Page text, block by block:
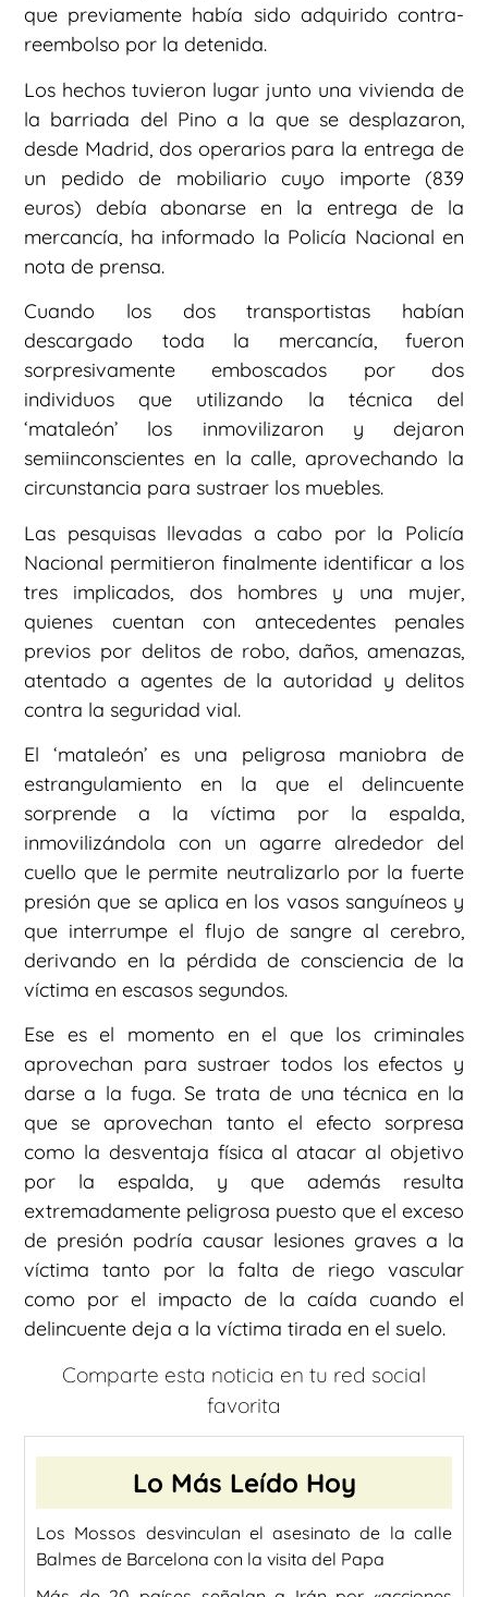
que previamente había sido adquirido contra-
reembolso por la detenida.
Los hechos tuvieron lugar junto una vivienda de
la barriada del Pino a la que se desplazaron,
desde Madrid, dos operarios para la entrega de
un pedido de mobiliario cuyo importe (839
euros) debía abonarse en la entrega de la
mercancía, ha informado la Policía Nacional en
nota de prensa.
Cuando los dos transportistas habían
descargado toda la mercancía, fueron
sorpresivamente emboscados por dos
individuos que utilizando la técnica del
‘mataleón’ los inmovilizaron y dejaron
semiinconscientes en la calle, aprovechando la
circunstancia para sustraer los muebles.
Las pesquisas llevadas a cabo por la Policía
Nacional permitieron finalmente identificar a los
tres implicados, dos hombres y una mujer,
quienes cuentan con antecedentes penales
previos por delitos de robo, daños, amenazas,
atentado a agentes de la autoridad y delitos
contra la seguridad vial.
El ‘mataleón’ es una peligrosa maniobra de
estrangulamiento en la que el delincuente
sorprende a la víctima por la espalda,
inmovilizándola con un agarre alrededor del
cuello que le permite neutralizarlo por la fuerte
presión que se aplica en los vasos sanguíneos y
que interrumpe el flujo de sangre al cerebro,
derivando en la pérdida de consciencia de la
víctima en escasos segundos.
Ese es el momento en el que los criminales
aprovechan para sustraer todos los efectos y
darse a la fuga. Se trata de una técnica en la
que se aprovechan tanto el efecto sorpresa
como la desventaja física al atacar al objetivo
por la espalda, y que además resulta
extremadamente peligrosa puesto que el exceso
de presión podría causar lesiones graves a la
víctima tanto por la falta de riego vascular
como por el impacto de la caída cuando el
delincuente deja a la víctima tirada en el suelo.
Comparte esta noticia en tu red social
favorita
Lo Más Leído Hoy
Los Mossos desvinculan el asesinato de la calle
Balmes de Barcelona con la visita del Papa